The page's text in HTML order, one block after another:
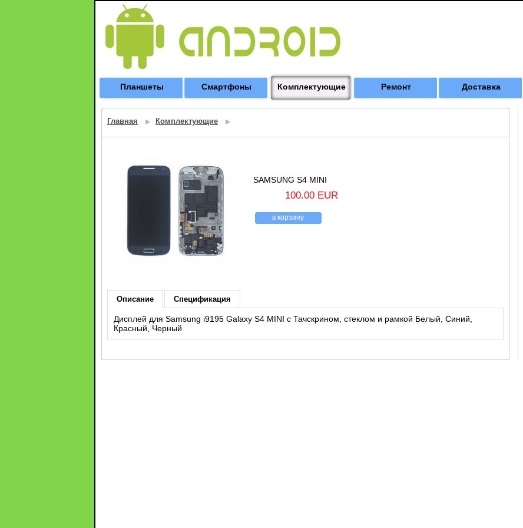
Планшеты Смартфоны Комплектующие Ремонт Доставка
Главная Комплектующие
SAMSUNG S4 MINI
100.00 EUR
в корзину
Описание Спецификация
Дисплей для Samsung i9195 Galaxy S4 MINI с Тачскрином, стеклом и рамкой Белый, Синий,
Красный, Черный